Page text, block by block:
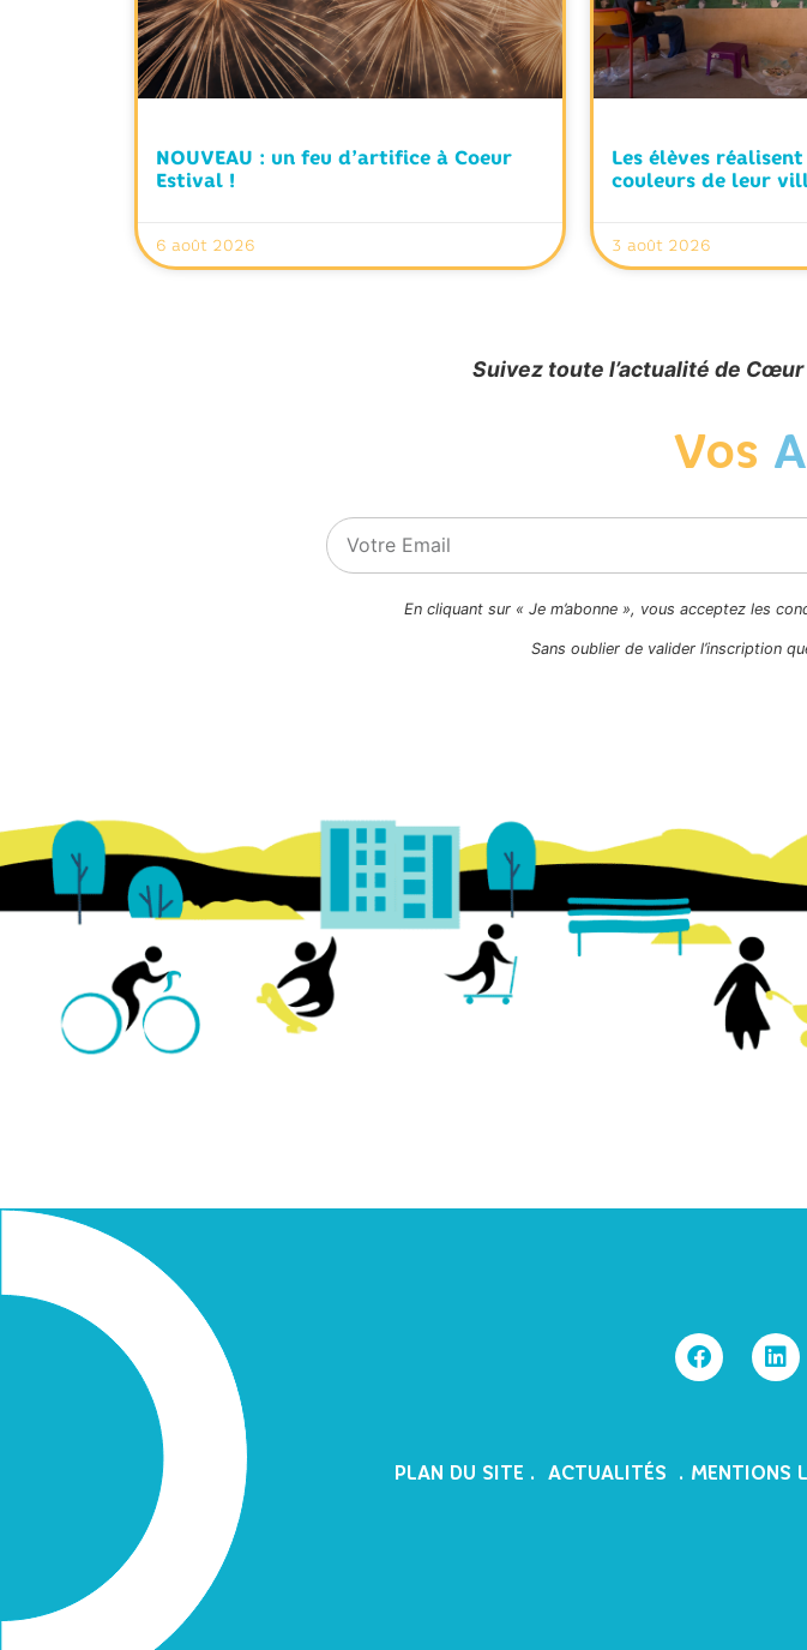
NOUVEAU : un feu d’artifice à Coeur
Estival !
6 août 2026
Les élèves
couleurs de leur
3 août 2026
Suivez toute l’actualité de
Vos
En cliquant sur « Je m’abonne », vous acceptez les
Sans oublier de valider l’inscription
PLAN DU SITE . ACTUALITÉS . MENTIONS